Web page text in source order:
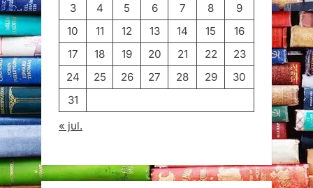
3
4 5 6 7 8
9
10
11 12 13 14 15
16
17
18 19 20 21 22
23
24
25 26 27 28 29
30
31
« jul.